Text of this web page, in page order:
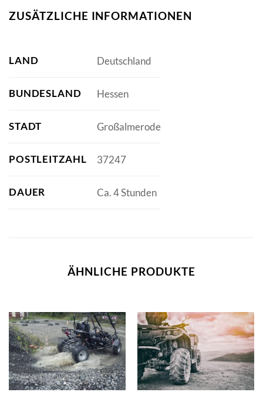
ZUSÄTZLICHE INFORMATIONEN
LAND Deutschland
BUNDESLAND Hessen
STADT Großalmerode
POSTLEITZAHL 37247
DAUER Ca. 4 Stunden
ÄHNLICHE PRODUKTE